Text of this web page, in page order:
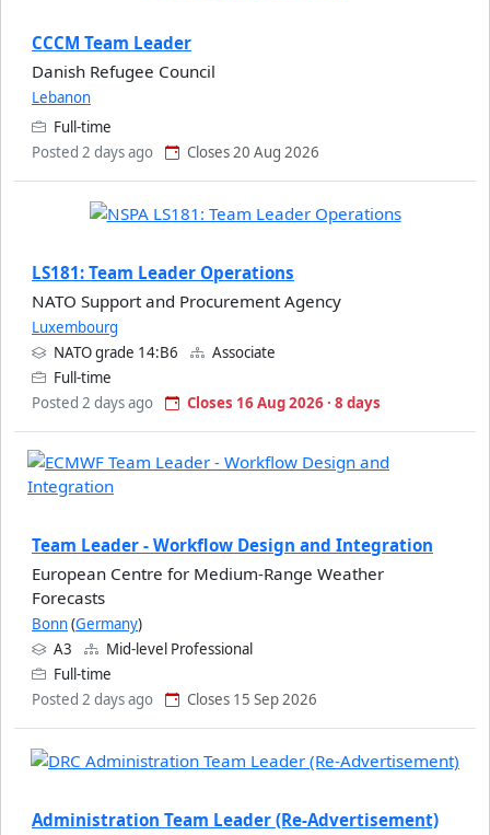
CCCM Team Leader
Danish Refugee Council
Lebanon
Full-time
Posted 2 days ago
Closes 20 Aug 2026
LS181: Team Leader Operations
NATO Support and Procurement Agency
Luxembourg
NATO grade 14:B6
Associate
Full-time
Posted 2 days ago
Closes 16 Aug 2026 · 8 days
Team Leader - Workflow Design and Integration
European Centre for Medium-Range Weather
Forecasts
Bonn(Germany)
A3
Mid-level Professional
Full-time
Posted 2 days ago
Closes 15 Sep 2026
Administration Team Leader (Re-Advertisement)